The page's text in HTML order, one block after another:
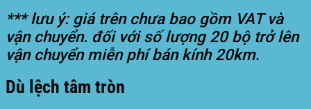
*** lưu ý: giá trên chưa bao gồm VAT và
vận chuyển. đối với số lượng 20 bộ trở lên
vận chuyển miễn phí bán kính 20km.
Dù lệch tâm tròn